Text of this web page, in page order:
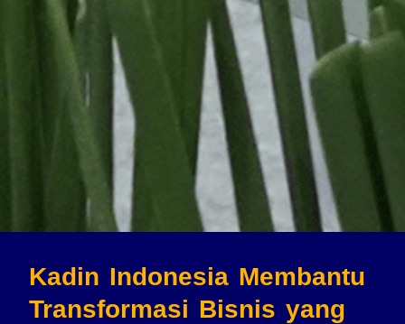
Kadin Indonesia Membantu
Transformasi Bisnis yang